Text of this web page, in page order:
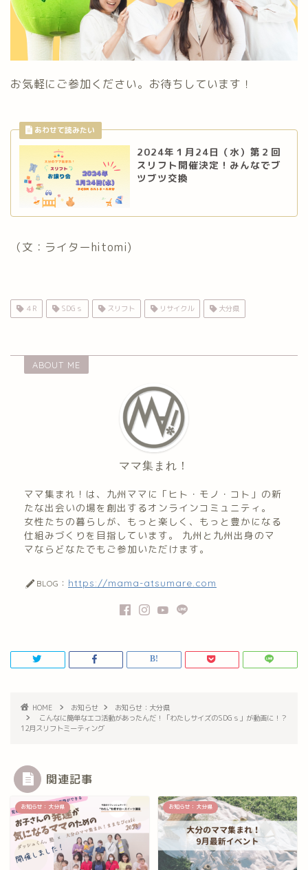
お気軽にご参加ください。お待ちしています！
2024年１月24日（水）第２回
スリフト開催決定！みんなでブ
ツブツ交換
（文：ライターhitomi)
４R SDGｓ スリフト リサイクル 大分県
ABOUT ME
ママ集まれ！
ママ集まれ！は、九州ママに「ヒト・モノ・コト」の新
たな出会いの場を創出するオンラインコミュニティ。
女性たちの暮らしが、もっと楽しく、もっと豊かになる
仕組みづくりを目指しています。 九州と九州出身のマ
マならどなたでもご参加いただけます。
BLOG： https://mama-atsumare.com
HOME お知らせ
お知らせ：大分県
こんなに簡単なエコ活動があったんだ！「わたしサイズのSDGｓ」が動画に！？
12月スリフトミーティング
関連記事
お知らせ：大分県 お知らせ：大分県